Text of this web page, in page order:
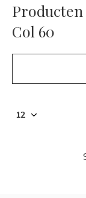
Producten
Col 60